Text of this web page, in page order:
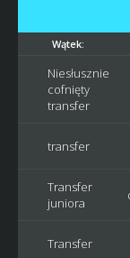
Wątek:
Niesłusznie
cofnięty
transfer
transfer
Transfer
juniora
Transfer